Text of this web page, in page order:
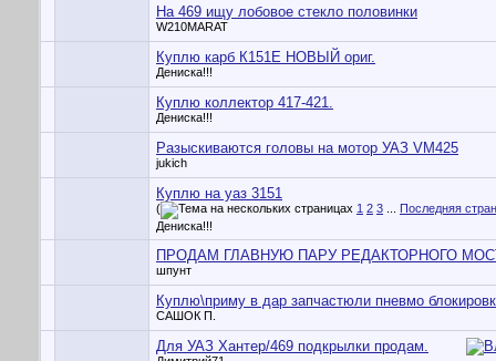
На 469 ищу лобовое стекло половинки
W210MARAT
Куплю карб К151Е НОВЫЙ ориг.
Дениска!!!
Куплю коллектор 417-421.
Дениска!!!
Разыскиваются головы на мотор УАЗ VM425
jukich
Куплю на уаз 3151
( 1 2 3
Последняя
Дениска!!!
ПРОДАМ ГЛАВНУЮ ПАРУ РЕДАКТОРНОГО
шпунт
Куплю\приму в дар запчастюли пневмо
САШОК П.
Для УАЗ Хантер/469 подкрылки продам.